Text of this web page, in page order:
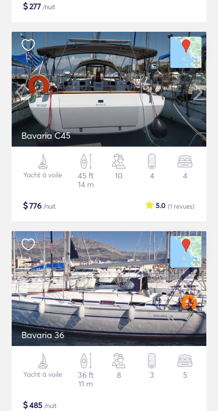
$277 /nuit
Bavaria C45
Yacht à voile
45 ft
14 m
10 4 4
$776 /nuit (1 revues)
5.0
Bavaria 36
Yacht à voile
36 ft
11 m
8 3 5
$485 /nuit